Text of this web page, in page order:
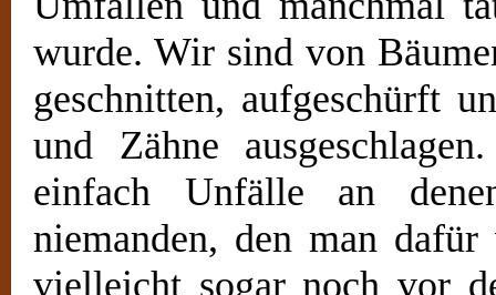
wurde. Wir sind von
geschnitten, aufgeschürft
und Zähne
einfach Unfälle an
niemanden, den man
vielleicht sogar noch vor